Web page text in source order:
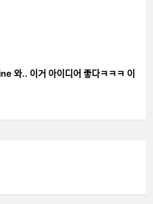
와.. 이거 아이디어 좋다ㅋㅋㅋ 이